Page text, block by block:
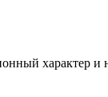
характер